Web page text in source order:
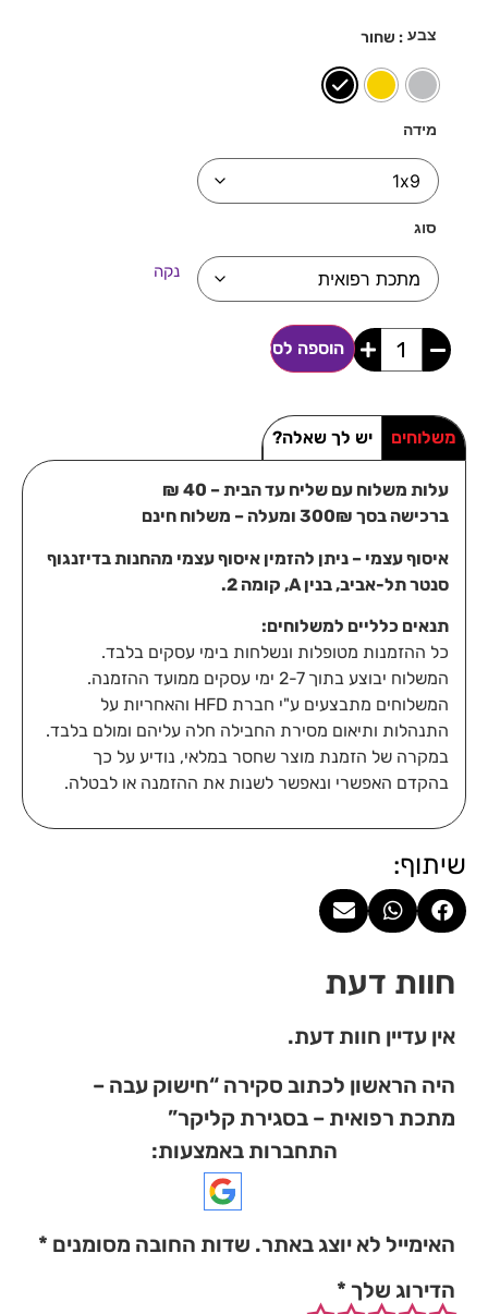
צבע : שחור
מידה
סוג
נקה
הוספה לסל
משלוחים יש לך שאלה?
עלות משלוח עם שליח עד הבית – 40 ₪
ברכישה בסך 300₪ ומעלה – משלוח חינם
איסוף עצמי – ניתן להזמין איסוף עצמי מהחנות בדיזנגוף
סנטר תל-אביב, בנין A, קומה 2.
תנאים כלליים למשלוחים:
כל ההזמנות מטופלות ונשלחות בימי עסקים בלבד.
המשלוח יבוצע בתוך 2-7 ימי עסקים ממועד ההזמנה.
המשלוחים מתבצעים ע"י חברת HFD והאחריות על
התנהלות ותיאום מסירת החבילה חלה עליהם ומולם בלבד.
במקרה של הזמנת מוצר שחסר במלאי, נודיע על כך
בהקדם האפשרי ונאפשר לשנות את ההזמנה או לבטלה.
שיתוף:
חוות דעת
אין עדיין חוות דעת.
היה הראשון לכתוב סקירה “חישוק עבה –
מתכת רפואית – בסגירת קליקר”
התחברות באמצעות:
האימייל לא יוצג באתר. שדות החובה מסומנים *
הדירוג שלך *